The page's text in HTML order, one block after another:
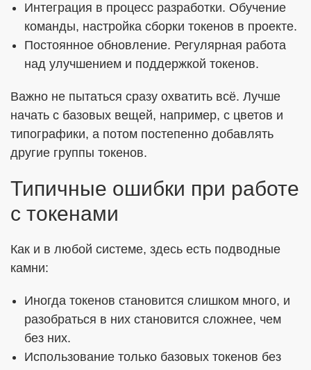
Интеграция в процесс разработки. Обучение
команды, настройка сборки токенов в проекте.
Постоянное обновление. Регулярная работа
над улучшением и поддержкой токенов.
Важно не пытаться сразу охватить всё. Лучше
начать с базовых вещей, например, с цветов и
типографики, а потом постепенно добавлять
другие группы токенов.
Типичные ошибки при работе
с токенами
Как и в любой системе, здесь есть подводные
камни:
Иногда токенов становится слишком много, и
разобраться в них становится сложнее, чем
без них.
Использование только базовых токенов без